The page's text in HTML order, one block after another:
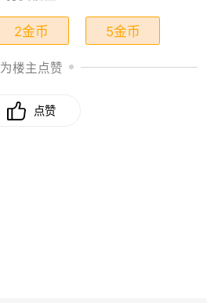
2金币 5金币
为楼主点赞
点赞